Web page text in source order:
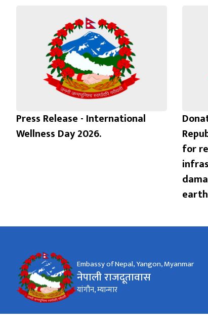
Press Release - International
Wellness Day 2026.
for
Embassy of Nepal, Yangon, Myanmar
नेपाली राजदूतावास
यांगौन, म्यान्मार